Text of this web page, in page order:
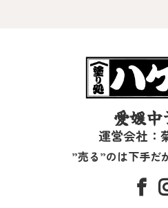
愛媛中
運営会社：
”売る”のは下手だ